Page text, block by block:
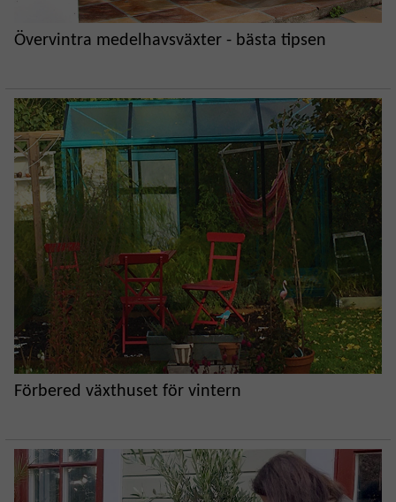
Övervintra medelhavsväxter - bästa tipsen
Förbered växthuset för vintern